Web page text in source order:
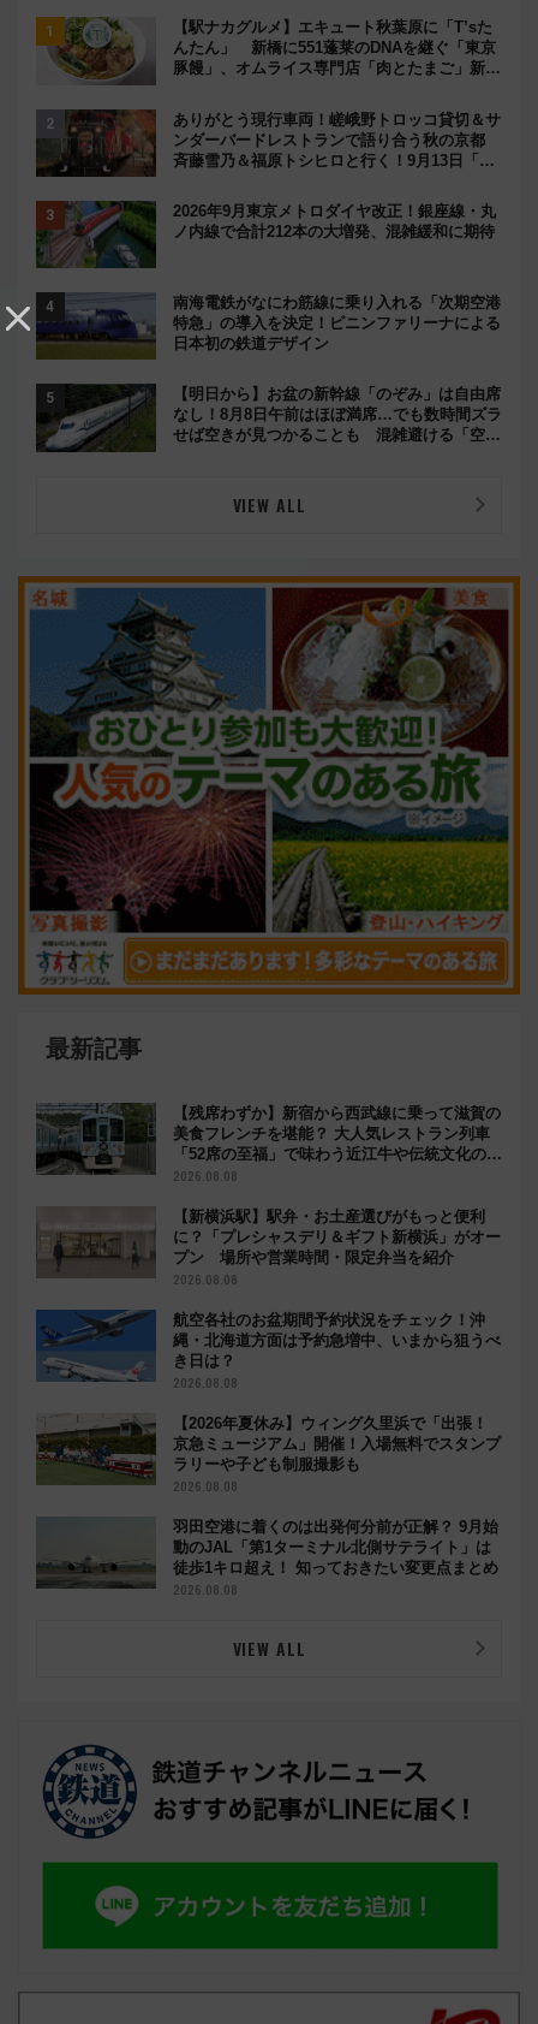
【駅ナカグルメ】エキュート秋葉原に「T’sた
んたん」 新橋に551蓬莱のDNAを継ぐ「東京
豚饅」、オムライス専門店「肉とたまご」新グ
ありがとう現行車両！嵯峨野トロッコ貸切＆サ
ンダーバードレストランで語り合う秋の京都
斉藤雪乃＆福原トシヒロと行く！9月13日「京
2026年9月東京メトロダイヤ改正！銀座線・丸
ノ内線で合計212本の大増発、混雑緩和に期待
南海電鉄がなにわ筋線に乗り入れる「次期空港
特急」の導入を決定！ピニンファリーナによる
日本初の鉄道デザイン
【明日から】お盆の新幹線「のぞみ」は自由席
なし！8月8日午前はほぼ満席…でも数時間ズラ
せば空きが見つかることも 混雑避ける「空
VIEW ALL
最新記事
【残席わずか】新宿から西武線に乗って滋賀の
美食フレンチを堪能？ 大人気レストラン列車
「52席の至福」で味わう近江牛や伝統文化の特
別コラボ
2026.08.08
【新横浜駅】駅弁・お土産選びがもっと便利
に？「プレシャスデリ＆ギフト新横浜」がオー
プン 場所や営業時間・限定弁当を紹介
2026.08.08
航空各社のお盆期間予約状況をチェック！沖
縄・北海道方面は予約急増中、いまから狙うべ
き日は？
2026.08.08
【2026年夏休み】ウィング久里浜で「出張！
京急ミュージアム」開催！入場無料でスタンプ
ラリーや子ども制服撮影も
2026.08.08
羽田空港に着くのは出発何分前が正解？ 9月始
動のJAL「第1ターミナル北側サテライト」は
徒歩1キロ超え！ 知っておきたい変更点まとめ
2026.08.08
VIEW ALL